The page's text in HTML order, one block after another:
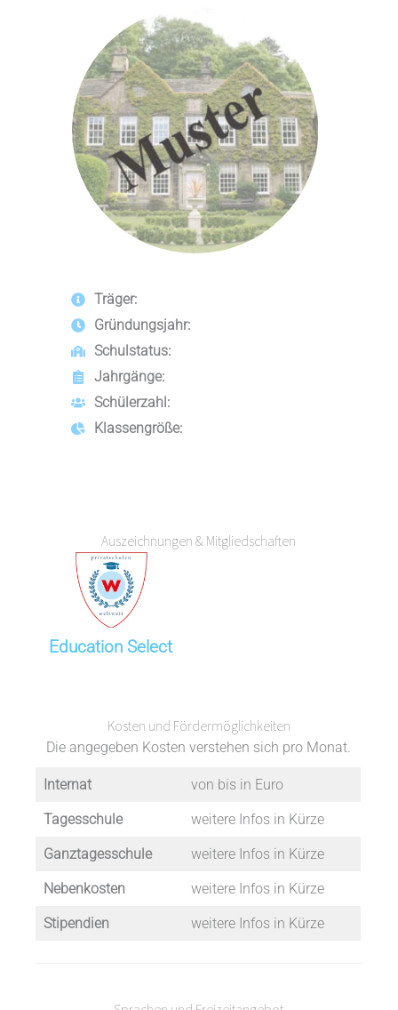
Träger:
Gründungsjahr:
Schulstatus:
Jahrgänge:
Schülerzahl:
Klassengröße:
Auszeichnungen & Mitgliedschaften
Education Select
Kosten und Fördermöglichkeiten
Die angegeben Kosten verstehen sich pro Monat.
Internat von bis in Euro
Tagesschule weitere Infos in Kürze
Ganztagesschule weitere Infos in Kürze
Nebenkosten weitere Infos in Kürze
Stipendien weitere Infos in Kürze